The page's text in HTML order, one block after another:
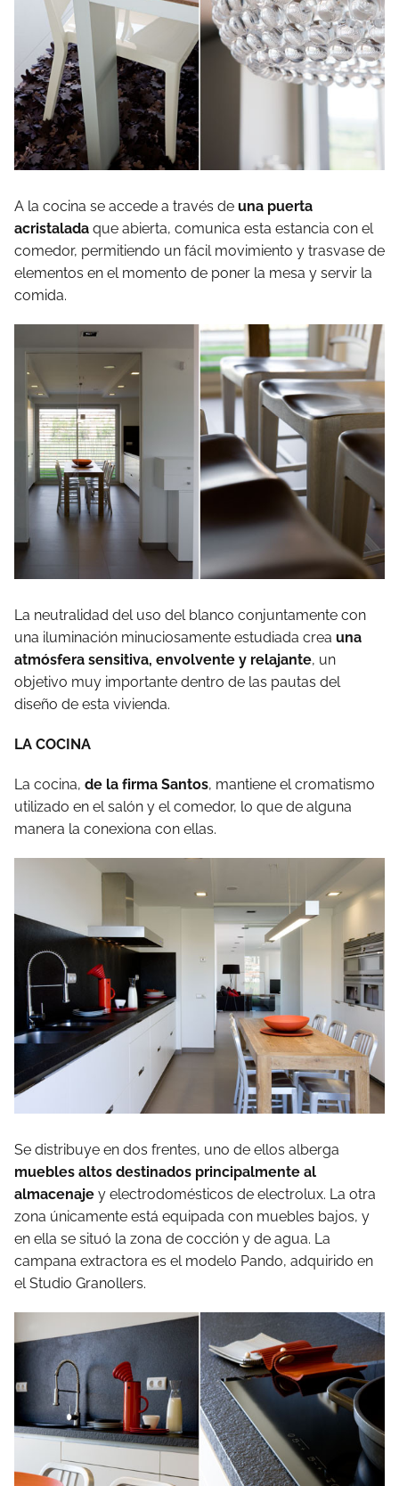
A la cocina se accede a través de una puerta
acristalada que abierta, comunica esta estancia con el
comedor, permitiendo un fácil movimiento y trasvase de
elementos en el momento de poner la mesa y servir la
comida.
La neutralidad del uso del blanco conjuntamente con
una iluminación minuciosamente estudiada crea una
atmósfera sensitiva, envolvente y relajante, un
objetivo muy importante dentro de las pautas del
diseño de esta vivienda.
LA COCINA
La cocina, de la firma Santos, mantiene el cromatismo
utilizado en el salón y el comedor, lo que de alguna
manera la conexiona con ellas.
Se distribuye en dos frentes, uno de ellos alberga
muebles altos destinados principalmente al
almacenaje y electrodomésticos de electrolux. La otra
zona únicamente está equipada con muebles bajos, y
en ella se situó la zona de cocción y de agua. La
campana extractora es el modelo Pando, adquirido en
el Studio Granollers.